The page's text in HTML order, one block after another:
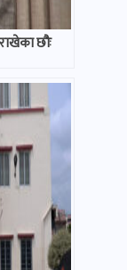
छौः